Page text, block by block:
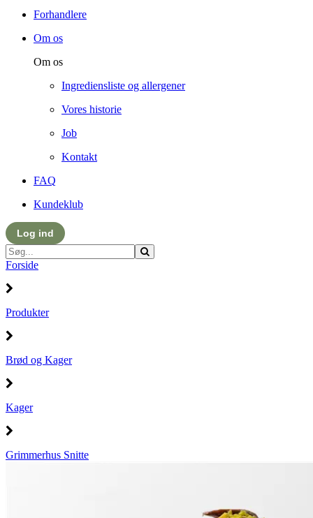
Forhandlere
Om os
Om os
Ingrediensliste og allergener
Vores historie
Job
Kontakt
FAQ
Kundeklub
Log ind
Forside
Produkter
Brød og Kager
Kager
Grimmerhus Snitte